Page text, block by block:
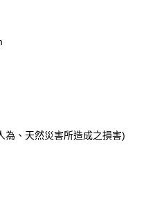
為、天然災害所造成之損害)